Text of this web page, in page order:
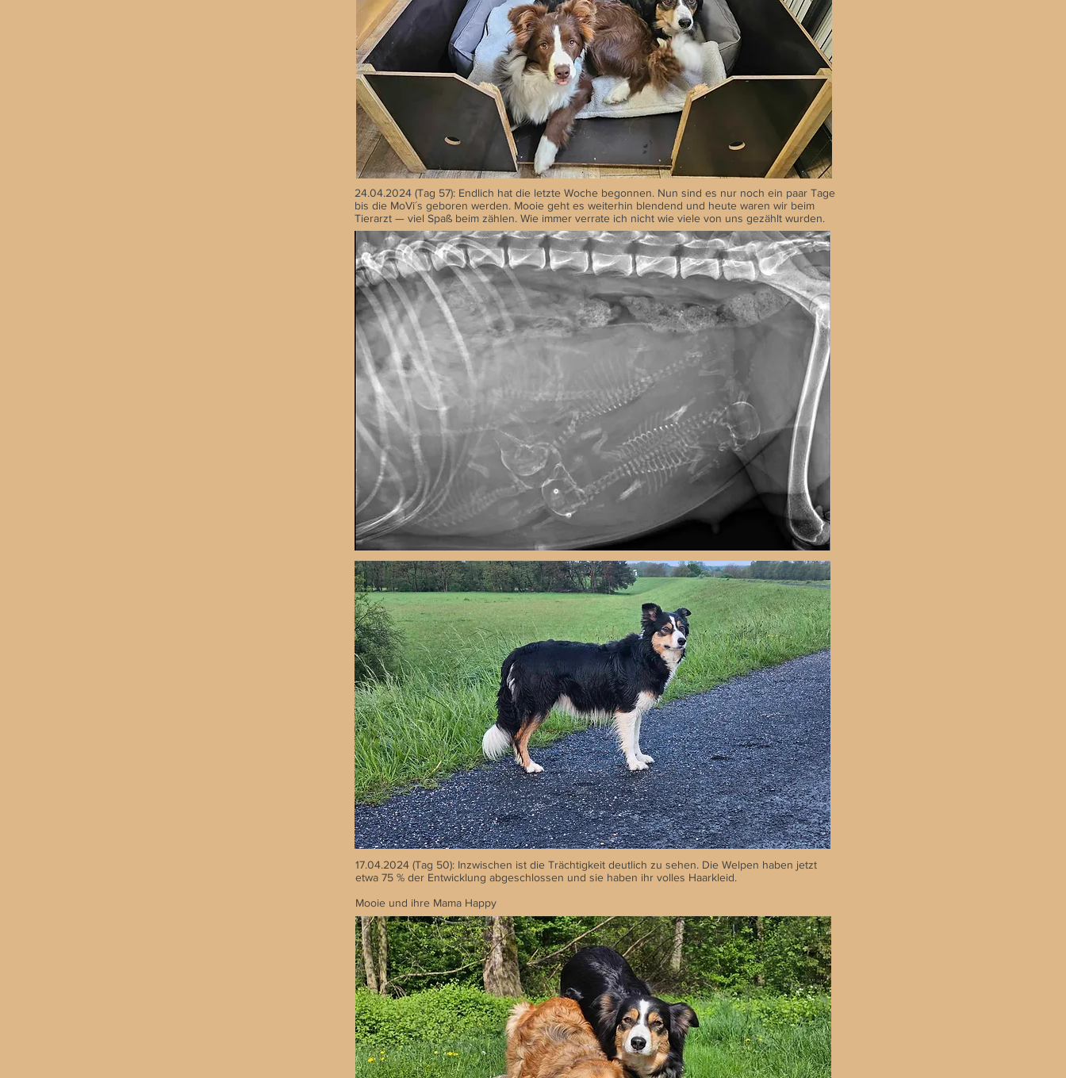
24.04.2024 (Tag 57): Endlich hat die letzte Woche begonnen. Nun sind es nur noch ein paar Tage
bis die MoVi´s geboren werden. Mooie geht es weiterhin blendend und heute waren wir beim
Tierarzt — viel Spaß beim zählen. Wie immer verrate ich nicht wie viele von uns gezählt wurden.
17.04.2024 (Tag 50): Inzwischen ist die Trächtigkeit deutlich zu sehen. Die Welpen haben jetzt
etwa 75 % der Entwicklung abgeschlossen und sie haben ihr volles Haarkleid.
Mooie und ihre Mama Happy